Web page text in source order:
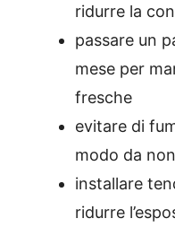
ridurre la
passare un
mese per
fresche
evitare di
modo da
installare
ridurre